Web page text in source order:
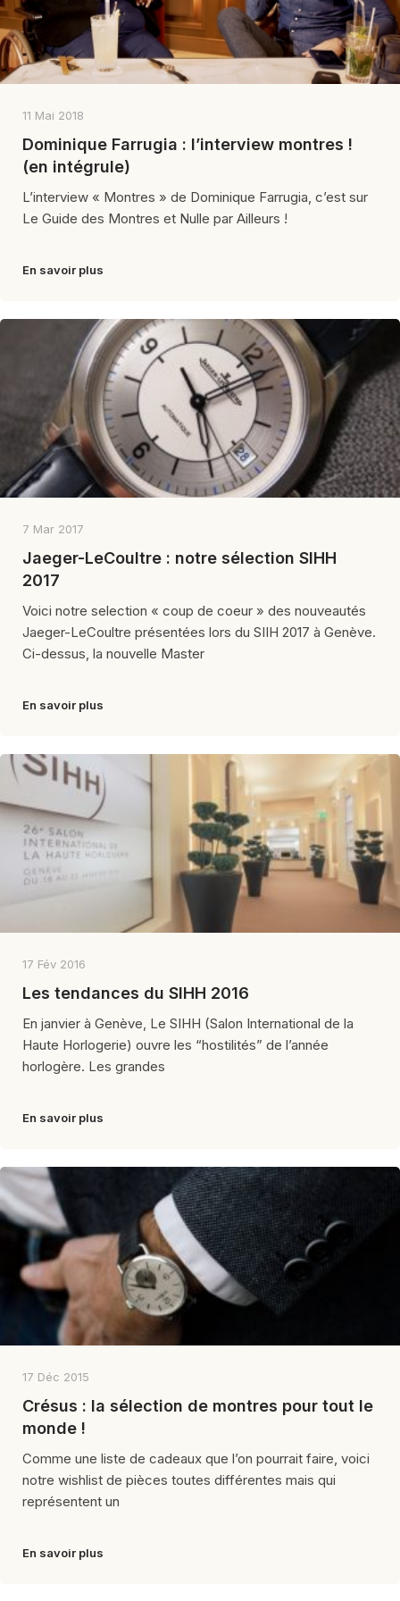
11 Mai 2018
Dominique Farrugia : l’interview montres !
(en intégrule)
L’interview « Montres » de Dominique Farrugia, c’est sur
Le Guide des Montres et Nulle par Ailleurs !
En savoir plus
7 Mar 2017
Jaeger-LeCoultre : notre sélection SIHH
2017
Voici notre selection « coup de coeur » des nouveautés
Jaeger-LeCoultre présentées lors du SIIH 2017 à Genève.
Ci-dessus, la nouvelle Master
En savoir plus
17 Fév 2016
Les tendances du SIHH 2016
En janvier à Genève, Le SIHH (Salon International de la
Haute Horlogerie) ouvre les “hostilités” de l’année
horlogère. Les grandes
En savoir plus
17 Déc 2015
Crésus : la sélection de montres pour tout le
monde !
Comme une liste de cadeaux que l’on pourrait faire, voici
notre wishlist de pièces toutes différentes mais qui
représentent un
En savoir plus